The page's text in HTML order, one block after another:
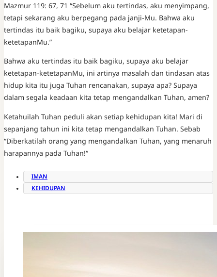
Mazmur 119: 67, 71 “Sebelum aku tertindas, aku menyimpang,
tetapi sekarang aku berpegang pada janji-Mu. Bahwa aku
tertindas itu baik bagiku, supaya aku belajar ketetapan-
ketetapanMu.”
Bahwa aku tertindas itu baik bagiku, supaya aku belajar
ketetapan-ketetapanMu, ini artinya masalah dan tindasan atas
hidup kita itu juga Tuhan rencanakan, supaya apa? Supaya
dalam segala keadaan kita tetap mengandalkan Tuhan, amen?
Ketahuilah Tuhan peduli akan setiap kehidupan kita! Mari di
sepanjang tahun ini kita tetap mengandalkan Tuhan. Sebab
“Diberkatilah orang yang mengandalkan Tuhan, yang menaruh
harapannya pada Tuhan!“
IMAN
KEHIDUPAN